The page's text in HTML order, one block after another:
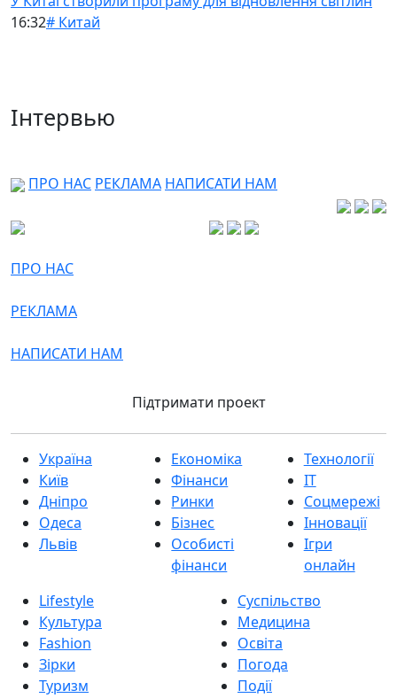
16:32# Китай
Інтервью
ПРО НАС РЕКЛАМА НАПИСАТИ НАМ
ПРО НАС
РЕКЛАМА
НАПИСАТИ НАМ
Підтримати проект
Україна
Київ
Дніпро
Одеса
Львів
Економіка
Фінанси
Ринки
Бізнес
Особисті
фінанси
Технології
IT
Соцмережі
Інновації
Ігри
онлайн
Lifestyle
Культура
Fashion
Зірки
Туризм
Суспільство
Медицина
Освіта
Погода
Події